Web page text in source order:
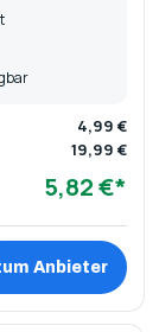
4,99 €
19,99 €
5,82 €*
Anbieter